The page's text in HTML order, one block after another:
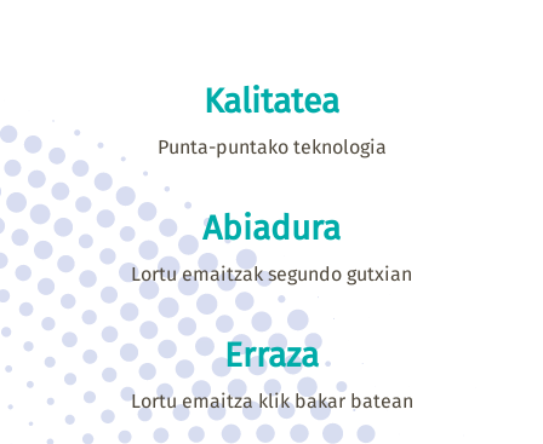
Kalitatea
Punta-puntako teknologia
Abiadura
Lortu emaitzak segundo gutxian
Erraza
Lortu emaitza klik bakar batean